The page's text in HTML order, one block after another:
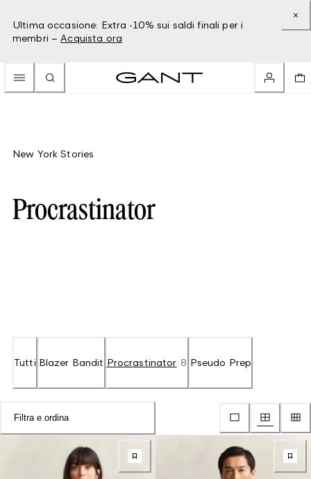
Ultima occasione: Extra -10% sui saldi finali per i
membri – Acquista ora
New York Stories
Procrastinator
Tutti Blazer Bandit Procrastinator 8 Pseudo Prep
Filtra e ordina